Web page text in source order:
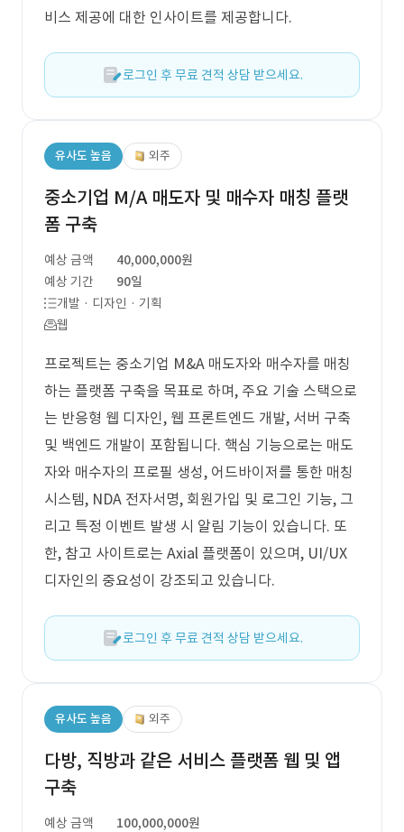
비스 제공에 대한 인사이트를 제공합니다.
로그인 후 무료 견적 상담 받으세요.
유사도 높음 외주
중소기업 M/A 매도자 및 매수자 매칭 플랫
폼 구축
예상 금액
40,000,000원
예상 기간
90일
개발 · 디자인 · 기획
웹
프로젝트는 중소기업 M&A 매도자와 매수자를 매칭
하는 플랫폼 구축을 목표로 하며, 주요 기술 스택으로
는 반응형 웹 디자인, 웹 프론트엔드 개발, 서버 구축
및 백엔드 개발이 포함됩니다. 핵심 기능으로는 매도
자와 매수자의 프로필 생성, 어드바이저를 통한 매칭
시스템, NDA 전자서명, 회원가입 및 로그인 기능, 그
리고 특정 이벤트 발생 시 알림 기능이 있습니다. 또
한, 참고 사이트로는 Axial 플랫폼이 있으며, UI/UX
디자인의 중요성이 강조되고 있습니다.
로그인 후 무료 견적 상담 받으세요.
유사도 높음 외주
다방, 직방과 같은 서비스 플랫폼 웹 및 앱
구축
예상 금액
100,000,000원